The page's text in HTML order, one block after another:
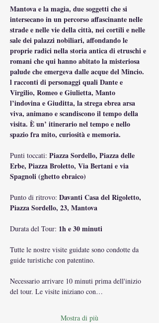
Mantova e la magia, due soggetti che si
intersecano in un percorso affascinante nelle
strade e nelle vie della città, nei cortili e nelle
sale dei palazzi nobiliari, affondando le
proprie radici nella storia antica di etruschi e
romani che qui hanno abitato la misteriosa
palude che emergeva dalle acque del Mincio.
l racconti di personaggi quali Dante e
Virgilio, Romeo e Giulietta, Manto
l’indovina e Giuditta, la strega ebrea arsa
viva, animano e scandiscono il tempo della
visita. È un’ itinerario nel tempo e nello
spazio fra mito, curiosità e memoria.
Punti toccati: Piazza Sordello, Piazza delle
Erbe, Piazza Broletto, Via Bertani e via
Spagnoli (ghetto ebraico)
Punto di ritrovo: Davanti Casa del Rigoletto,
Piazza Sordello, 23, Mantova
Durata del Tour: 1h e 30 minuti
Tutte le nostre visite guidate sono condotte da
guide turistiche con patentino.
Necessario arrivare 10 minuti prima dell'inizio
del tour. Le visite iniziano con…
Mostra di più